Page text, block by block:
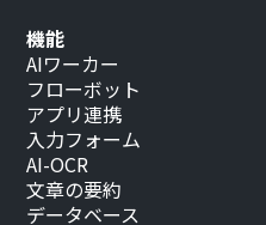
機能
AIワーカー
フローボット
アプリ連携
入力フォーム
AI-OCR
文章の要約
データベース